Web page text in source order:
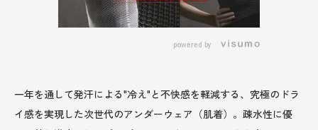
powered by
一年を通して発汗による"冷え"と不快感を軽減する、究極のドラ
イ感を実現した次世代のアンダーウェア（肌着）。疎水性に優